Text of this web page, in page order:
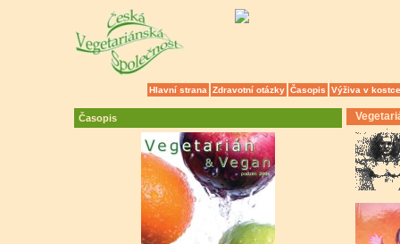
Hlavní strana Zdravotní otázky Časopis Výživa v kostce
Časopis